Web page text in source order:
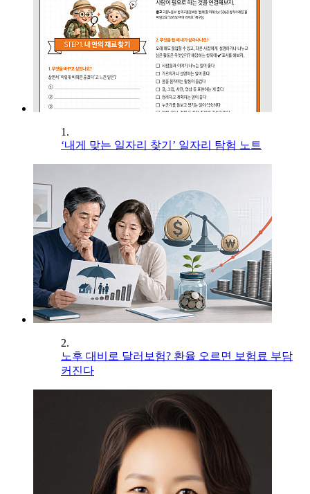
1.
‘내게 맞는 일자리 찾기’ 일자리 탐험 노트
2.
노후 대비로 달러보험? 환율 오르면 보험료 부담
커진다